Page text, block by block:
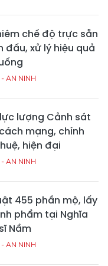
chế độ trực sẵn
đấu, xử lý hiệu quả
- AN NINH
lượng Cảnh sát
mạng, chính
hiện đại
- AN NINH
455 phần mộ, lấy
phẩm tại Nghĩa
Nầm
- AN NINH